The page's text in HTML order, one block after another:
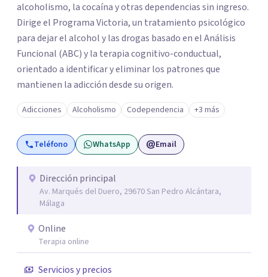
alcoholismo, la cocaína y otras dependencias sin ingreso.
Dirige el Programa Victoria, un tratamiento psicológico
para dejar el alcohol y las drogas basado en el Análisis
Funcional (ABC) y la terapia cognitivo-conductual,
orientado a identificar y eliminar los patrones que
mantienen la adicción desde su origen.
Adicciones Alcoholismo Codependencia +3 más
Teléfono WhatsApp Email
Dirección principal
Av. Marqués del Duero, 29670 San Pedro Alcántara,
Málaga
Online
Terapia online
Servicios y precios